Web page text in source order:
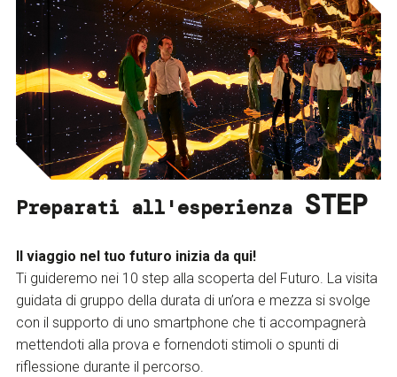
Preparati all'esperienza STEP
Il viaggio nel tuo futuro inizia da qui!
Ti guideremo nei 10 step alla scoperta del Futuro. La visita
guidata di gruppo della durata di un’ora e mezza si svolge
con il supporto di uno smartphone che ti accompagnerà
mettendoti alla prova e fornendoti stimoli o spunti di
riflessione durante il percorso.